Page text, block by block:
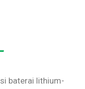
baterai lithium-